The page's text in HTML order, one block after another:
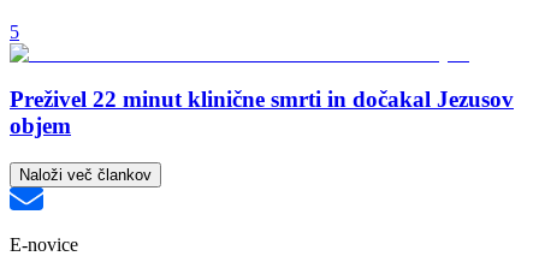
5
Preživel 22 minut klinične smrti in dočakal Jezusov
objem
Naloži več člankov
E-novice